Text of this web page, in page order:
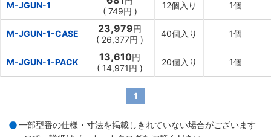
・サイズ：フリーサイズ
M-JGUN-1
( 749円 )
12個入り 1個
M-JGUN-1-CASE 23,979円
( 26,377円 )
40個入り 1個
M-JGUN-1-PACK 13,610円
( 14,971円 )
20個入り 1個
1
一部型番の仕様・寸法を掲載しきれていない場合がございます